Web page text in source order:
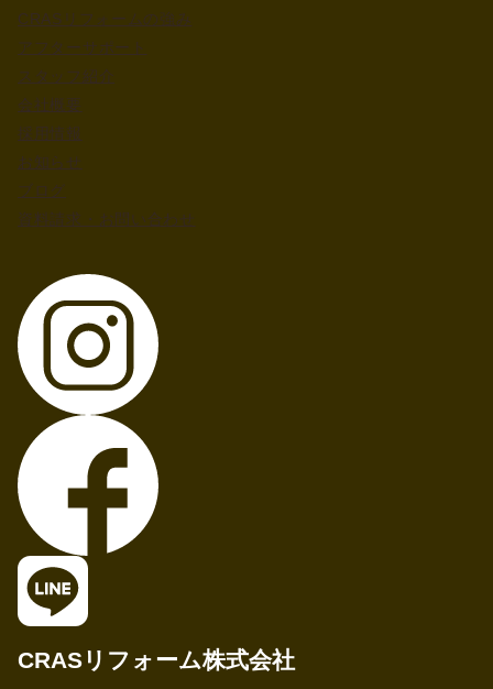
CRASリフォームの強み
アフターサポート
ブログ
スタッフ紹介
会社概要
採用情報
お知らせ
資料請求・お問い合わせ
CRASリフォーム株式会社